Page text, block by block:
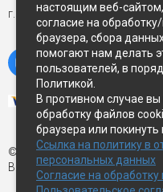
г. Петропавловск-
© Экспострой, 2026 г.
Все права защищены
настоящим веб-
согласие на
браузера, сбора
помогают нам делать
пользователей, в
Политикой.
В противном случае
обработку файлов
браузера или
Ссылка на политику в
персональных данных
Согласие на